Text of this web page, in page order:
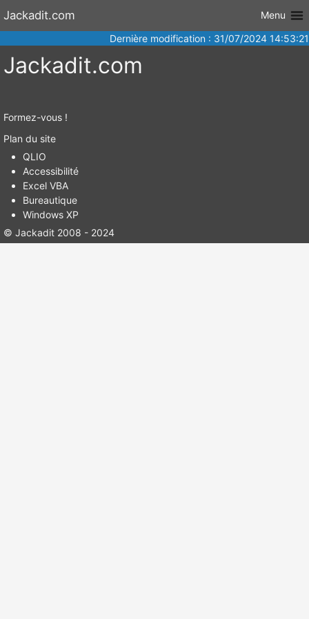
Aller au
Jackadit.com
Menu
Dernière modification : 31/07/2024 14:53:21
Jackadit.com
Formez-vous !
Plan du site
QLIO
Accessibilité
Excel VBA
Bureautique
Windows XP
© Jackadit 2008 - 2024